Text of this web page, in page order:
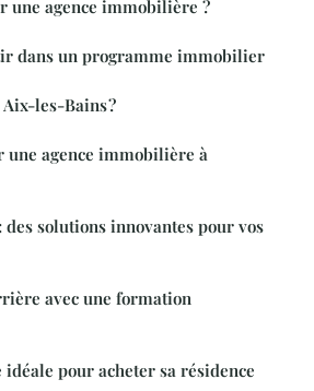
une agence immobilière ?
dans un programme immobilier
les-Bains ?
une agence immobilière à
des solutions innovantes pour vos
avec une formation
pour acheter sa résidence